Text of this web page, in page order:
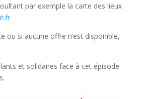
par exemple la carte des lieux
ou si aucune offre n’est disponible,
et solidaires face à cet épisode